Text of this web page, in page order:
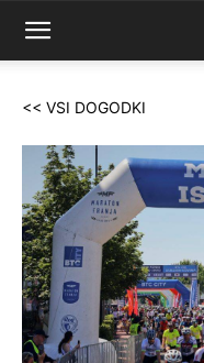
<< VSI DOGODKI